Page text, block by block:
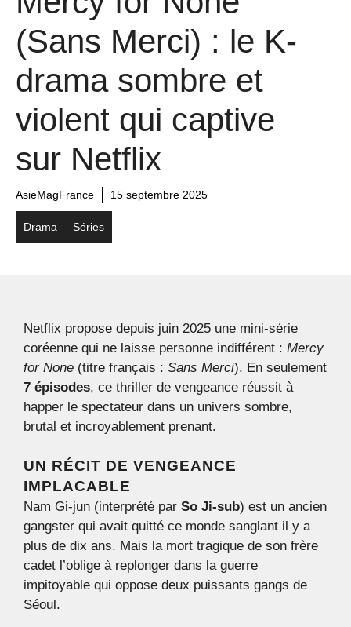
(Sans Merci) : le K-
drama sombre et
violent qui captive
sur Netflix
AsieMagFrance 15 septembre 2025
Drama Séries
Netflix propose depuis juin 2025 une mini-série
coréenne qui ne laisse personne indifférent : Mercy
for None (titre français : Sans Merci). En seulement
7 épisodes, ce thriller de vengeance réussit à
happer le spectateur dans un univers sombre,
brutal et incroyablement prenant.
UN RÉCIT DE VENGEANCE
IMPLACABLE
Nam Gi-jun (interprété par So Ji-sub) est un ancien
gangster qui avait quitté ce monde sanglant il y a
plus de dix ans. Mais la mort tragique de son frère
cadet l’oblige à replonger dans la guerre
impitoyable qui oppose deux puissants gangs de
Séoul.